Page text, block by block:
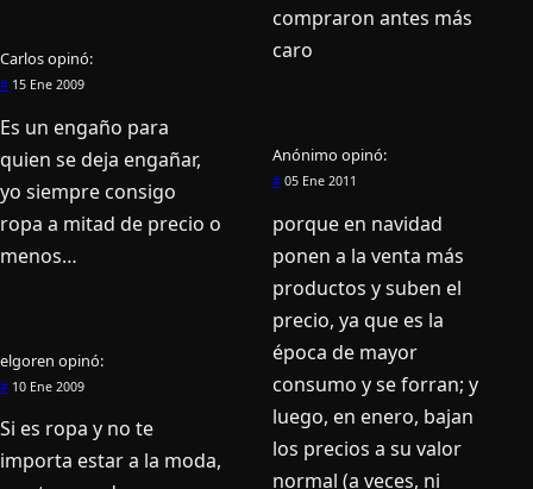
Carlosopinó:
# 15 Ene 2009
Es un engaño para
quien se deja engañar,
yo siempre consigo
ropa a mitad de precio o
menos…
elgoren opinó:
# 10 Ene 2009
Si es ropa y no te
importa estar a la moda,
compraron antes más
caro
Anónimo opinó:
#05 Ene 2011
porque en navidad
ponen a la venta más
productos y suben el
precio, ya que es la
época de mayor
consumo y se forran; y
luego, en enero, bajan
los precios a su valor
normal (a veces, ni